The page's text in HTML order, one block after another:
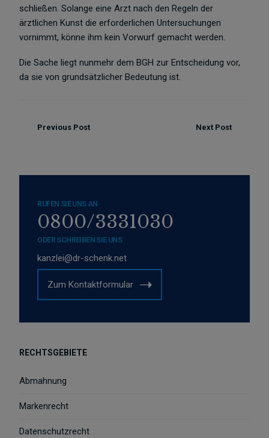
schließen. Solange eine Arzt nach den Regeln der
ärztlichen Kunst die erforderlichen Untersuchungen
vornimmt, könne ihm kein Vorwurf gemacht werden.
Die Sache liegt nunmehr dem BGH zur Entscheidung vor,
da sie von grundsätzlicher Bedeutung ist.
Previous Post Next Post
RUFEN SIE UNS AN
0800/3331030
ODER SCHREIBEN SIE UNS
kanzlei@dr-schenk.net
Zum Kontaktformular
RECHTSGEBIETE
Abmahnung
Markenrecht
Datenschutzrecht